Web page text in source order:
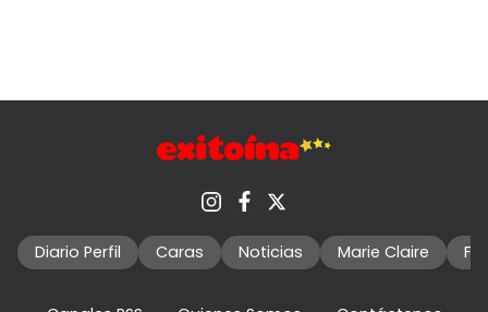
Diario Perfil Caras Noticias Marie Claire